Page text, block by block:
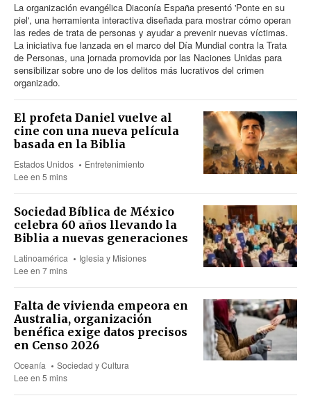
La organización evangélica Diaconía España presentó 'Ponte en su
piel', una herramienta interactiva diseñada para mostrar cómo operan
las redes de trata de personas y ayudar a prevenir nuevas víctimas.
La iniciativa fue lanzada en el marco del Día Mundial contra la Trata
de Personas, una jornada promovida por las Naciones Unidas para
sensibilizar sobre uno de los delitos más lucrativos del crimen
organizado.
El profeta Daniel vuelve al
cine con una nueva película
basada en la Biblia
Estados Unidos
Entretenimiento
Lee en 5 mins
Sociedad Bíblica de México
celebra 60 años llevando la
Biblia a nuevas generaciones
Latinoamérica
Iglesia y Misiones
Lee en 7 mins
Falta de vivienda empeora en
Australia, organización
benéfica exige datos precisos
en Censo 2026
Oceanía
Sociedad y Cultura
Lee en 5 mins